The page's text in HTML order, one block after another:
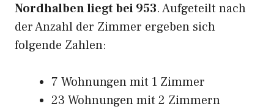
Nordhalben liegt bei 953. Aufgeteilt nach
der Anzahl der Zimmer ergeben sich
folgende Zahlen:
7 Wohnungen mit 1 Zimmer
23 Wohnungen mit 2 Zimmern